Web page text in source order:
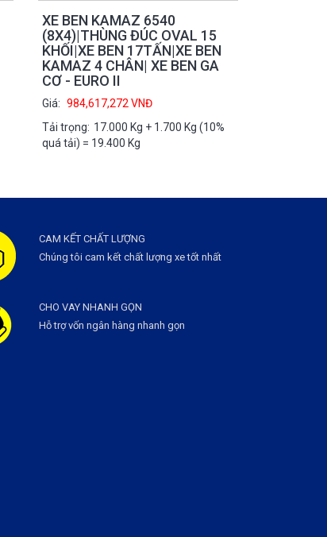
XE BEN KAMAZ 6540
(8X4)|THÙNG ĐÚC OVAL 15
KHỐI|XE BEN 17TẤN|XE BEN
KAMAZ 4 CHÂN| XE BEN GA
CƠ - EURO II
Giá: 984,617,272VNĐ
Tải trọng: 17.000 Kg + 1.700 Kg (10%
quá tải) = 19.400 Kg
CAM KẾT CHẤT LƯỢNG
Chúng tôi cam kết chất lượng xe tốt nhất
CHO VAY NHANH GỌN
Hỗ trợ vốn ngân hàng nhanh gọn